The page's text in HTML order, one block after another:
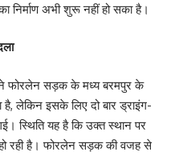
निर्माण अभी शुरू नहीं हो सका है।
फोरलेन सड़क के मध्य बरमपुर के
लेकिन इसके लिए दो बार ड्राइंग-
स्थिति यह है कि उक्त स्थान पर
हो रही है। फोरलेन सड़क की वजह से